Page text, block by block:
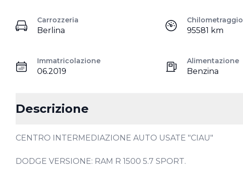
Carrozzeria
Berlina
Chilometraggio
95581 km
Immatricolazione
06.2019
Alimentazione
Benzina
Descrizione
CENTRO INTERMEDIAZIONE AUTO USATE "CIAU"
DODGE VERSIONE: RAM R 1500 5.7 SPORT.